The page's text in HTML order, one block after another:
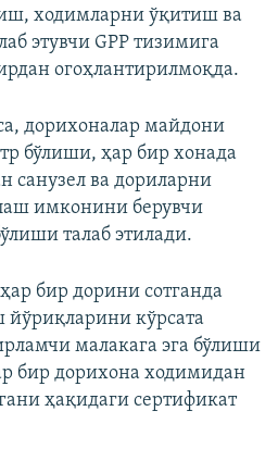
ходимларни ўқитиш ва
этувчи GPP тизимига
огоҳлантирилмоқда.
дорихоналар майдони
бўлиши, ҳар бир хонада
санузел ва дориларни
имконини берувчи
талаб этилади.
бир дорини сотганда
йўриқларини кўрсата
малакага эга бўлиши
бир дорихона ходимидан
ҳақидаги сертификат